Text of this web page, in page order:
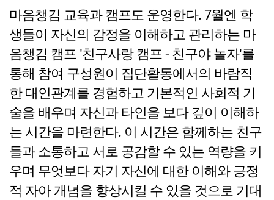
마음챙김 교육과 캠프도 운영한다. 7월엔 학
생들이 자신의 감정을 이해하고 관리하는 마
음챙김 캠프 '친구사랑 캠프 - 친구야 놀자'를
통해 참여 구성원이 집단활동에서의 바람직
한 대인관계를 경험하고 기본적인 사회적 기
술을 배우며 자신과 타인을 보다 깊이 이해하
는 시간을 마련한다. 이 시간은 함께하는 친구
들과 소통하고 서로 공감할 수 있는 역량을 키
우며 무엇보다 자기 자신에 대한 이해와 긍정
적 자아 개념을 향상시킬 수 있을 것으로 기대